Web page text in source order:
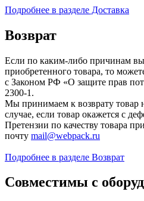
Подробнее в разделе Доставка
Возврат
Если по каким-либо причинам вы
приобретенного товара, то
с Законом РФ «О защите прав
2300-1.
Мы принимаем к возврату товар
случае, если товар окажется с
Претензии по качеству товара
почту mail@webpack.ru
Подробнее в разделе Возврат
Совместимы с